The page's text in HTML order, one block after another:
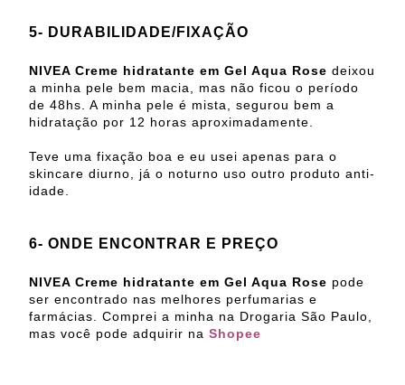
5- DURABILIDADE/FIXAÇÃO
NIVEA Creme hidratante em Gel Aqua Rose deixou
a minha pele bem macia, mas não ficou o período
de 48hs. A minha pele é mista, segurou bem a
hidratação por 12 horas aproximadamente.
Teve uma fixação boa e eu usei apenas para o
skincare diurno, já o noturno uso outro produto anti-
idade.
6- ONDE ENCONTRAR E PREÇO
NIVEA Creme hidratante em Gel Aqua Rose pode
ser encontrado nas melhores perfumarias e
farmácias. Comprei a minha na Drogaria São Paulo,
mas você pode adquirir na Shopee